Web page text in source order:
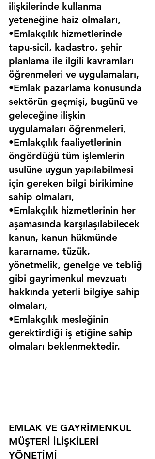
ilişkilerinde kullanma
yeteneğine haiz olmaları,
•Emlakçılık hizmetlerinde
tapu-sicil, kadastro, şehir
planlama ile ilgili kavramları
öğrenmeleri ve uygulamaları,
•Emlak pazarlama konusunda
sektörün geçmişi, bugünü ve
geleceğine ilişkin
uygulamaları öğrenmeleri,
•Emlakçılık faaliyetlerinin
öngördüğü tüm işlemlerin
usulüne uygun yapılabilmesi
için gereken bilgi birikimine
sahip olmaları,
•Emlakçılık hizmetlerinin her
aşamasında karşılaşılabilecek
kanun, kanun hükmünde
kararname, tüzük,
yönetmelik, genelge ve tebliğ
gibi gayrimenkul mevzuatı
hakkında yeterli bilgiye sahip
olmaları,
•Emlakçılık mesleğinin
gerektirdiği iş etiğine sahip
olmaları beklenmektedir.
EMLAK VE GAYRİMENKUL
MÜŞTERİ İLİŞKİLERİ
YÖNETİMİ